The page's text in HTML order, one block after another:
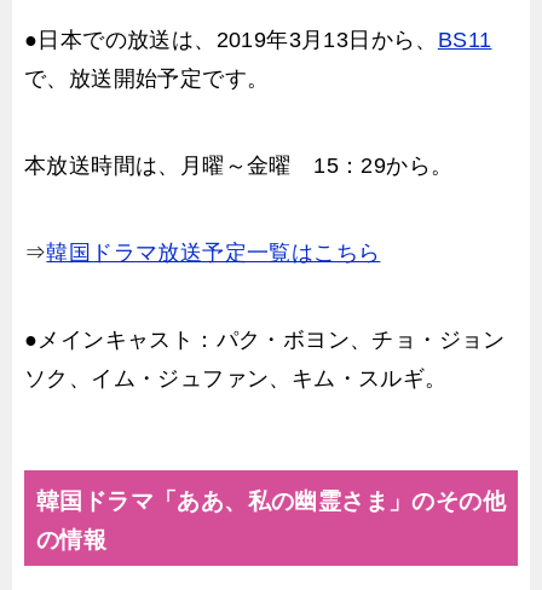
●日本での放送は、2019年3月13日から、 BS11
で、放送開始予定です。
本放送時間は、月曜～金曜 15：29から。
⇒韓国ドラマ放送予定一覧はこちら
●メインキャスト：パク・ボヨン、チョ・ジョン
ソク、イム・ジュファン、キム・スルギ。
韓国ドラマ「ああ、私の幽霊さま」のその他
の情報